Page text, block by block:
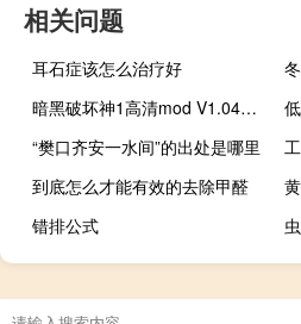
相关问题
耳石症该怎么治疗好
暗黑破坏神1高清mod V1.045 免费版（暗黑破坏神1高清mod V1.045 免费版功能简介）
“樊口齐安一水间”的出处是哪里
到底怎么才能有效的去除甲醛
错排公式